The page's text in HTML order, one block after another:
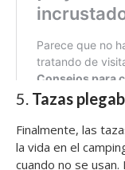
5. Tazas
Finalmente, las
la vida en el
cuando no se usan.